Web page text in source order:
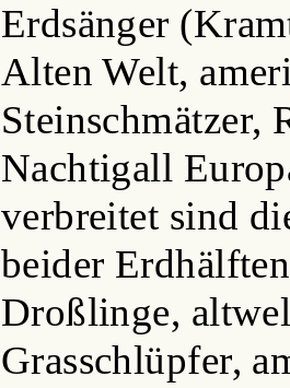
Erdsänger
Alten Welt,
Steinschmätzer,
Nachtigall
verbreitet sind
beider
Droßlinge,
Grasschlüpfer,